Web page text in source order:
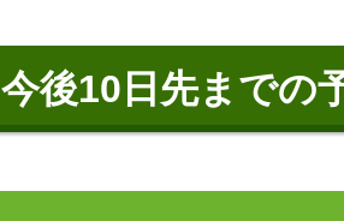
今後10日先までの